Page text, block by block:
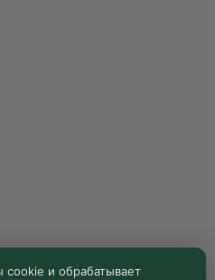
cookie и обрабатывает